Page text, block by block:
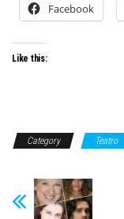
Facebook
Like this:
Category Teatro